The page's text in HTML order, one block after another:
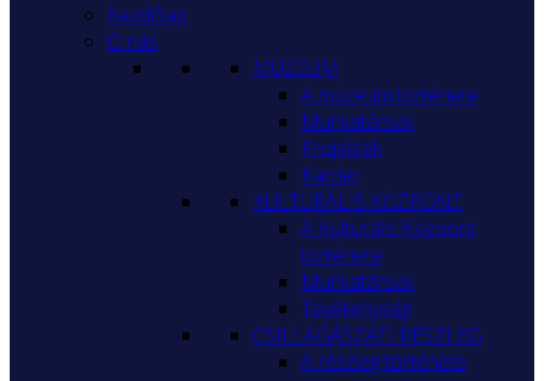
Kezdőlap
O nás
MÚZEUM
A múzeum története
Munkatársak
Projektek
Karrier
KULTURÁLIS KÖZPONT
A Kulturális Központ
története
Munkatársak
Tevékenység
CSILLAGÁSZATI RÉSZLEG
A részleg története